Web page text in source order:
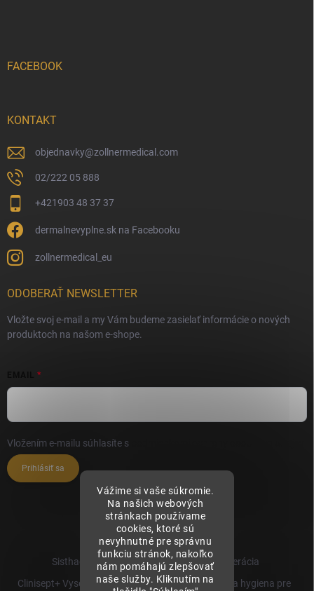
Vážime si vaše súkromie.
Na našich webových
stránkach používame
cookies, ktoré sú
nevyhnutné pre správnu
funkciu stránok, nakoľko
nám pomáhajú zlepšovať
naše služby. Kliknutím na
FACEBOOK
KONTAKT
objednavky@zollnermedical.com
02/222 05 888
+421903 48 37 37
dermalnevyplne.sk na Facebooku
zollnermedical_eu
ODOBERAŤ NEWSLETTER
Vložte svoj e-mail a my Vám budeme zasielať informácie o nových
produktoch na našom e-shope.
Vložením e-mailu súhlasíte s
Prihlásiť sa
Sisthaema.sk - Skutočná Dermálna Regenerácia
Clinisept+ Vysoko účinné čistenie a antimikrobiálna hygiena pre